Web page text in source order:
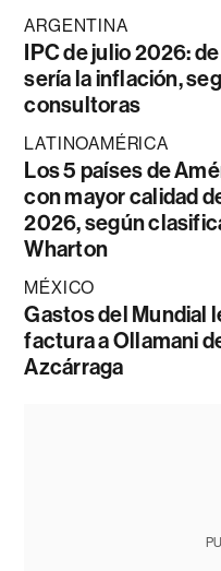
ARGENTINA
IPC de julio 2026:
sería la inflación,
consultoras
LATINOAMÉRICA
Los 5 países de
con mayor calidad
2026, según
Wharton
MÉXICO
Gastos del Mundial
factura a Ollamani
Azcárraga